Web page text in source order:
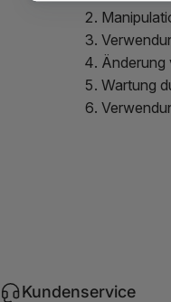
Änderung
Wartung
Kundenservice